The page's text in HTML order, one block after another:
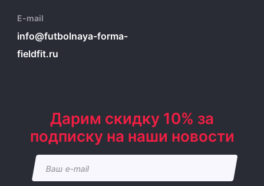
E-mail
info@futbolnaya-forma-
fieldfit.ru
Дарим скидку 10% за
подписку на наши новости